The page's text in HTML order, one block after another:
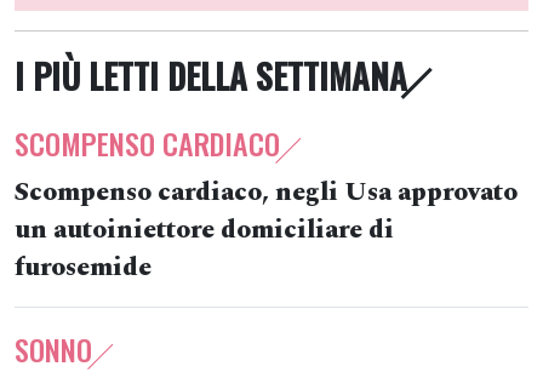
I PIÙ LETTI DELLA SETTIMANA
SCOMPENSO CARDIACO
Scompenso cardiaco, negli Usa approvato
un autoiniettore domiciliare di
furosemide
SONNO